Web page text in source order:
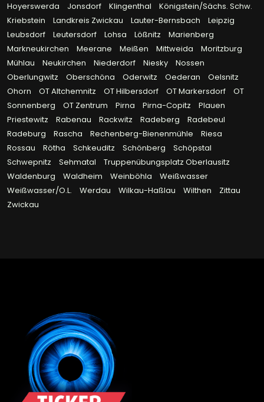
Hoyerswerda
Jonsdorf Klingenthal
Königstein/Sächs. Schw.
Kriebstein
Landkreis Zwickau Lauter-Bernsbach
Leipzig
Leubsdorf
Leutersdorf Lohsa Lößnitz
Marienberg
Markneukirchen
Meerane Meißen Mittweida
Moritzburg
Mühlau
Neukirchen Niederdorf Niesky
Nossen
Oberlungwitz
Oberschöna Oderwitz Oederan
Oelsnitz
Ohorn
OT Altchemnitz OT Hilbersdorf OT Markersdorf
OT
Sonnenberg
OT Zentrum Pirna Pirna-Copitz
Plauen
Priestewitz
Rabenau Rackwitz Radeberg
Radebeul
Radeburg
Rascha Rechenberg-Bienenmühle
Riesa
Rossau
Rötha Schkeuditz Schönberg
Schöpstal
Schwepnitz
Sehmatal
Truppenübungsplatz Oberlausitz
Waldenburg
Waldheim Weinböhla
Weißwasser
Weißwasser/O.L.
Werdau Wilkau-Haßlau Wilthen
Zittau
Zwickau